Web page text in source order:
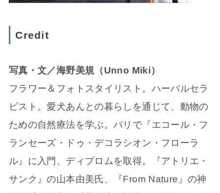
Credit
写真・文／海野美規（Unno Miki）
フラワー＆フォトスタイリスト。ハーバルセラ
ピスト。愛犬あんとの暮らしを通じて、動物の
ための自然療法を学ぶ。パリで『エコール・フ
ランセーズ・ドゥ・デコラシオン・フローラ
ル』に入門、ディプロムを取得。『アトリエ・
サンク』の山本由美氏、『From Nature』の神